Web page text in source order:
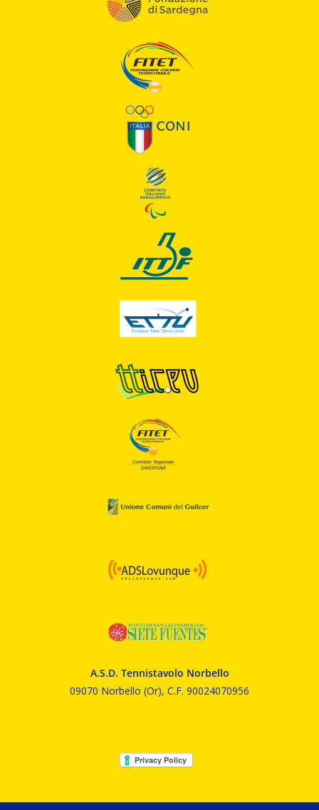
A.S.D. Tennistavolo Norbello
09070 Norbello (Or), C.F. 90024070956